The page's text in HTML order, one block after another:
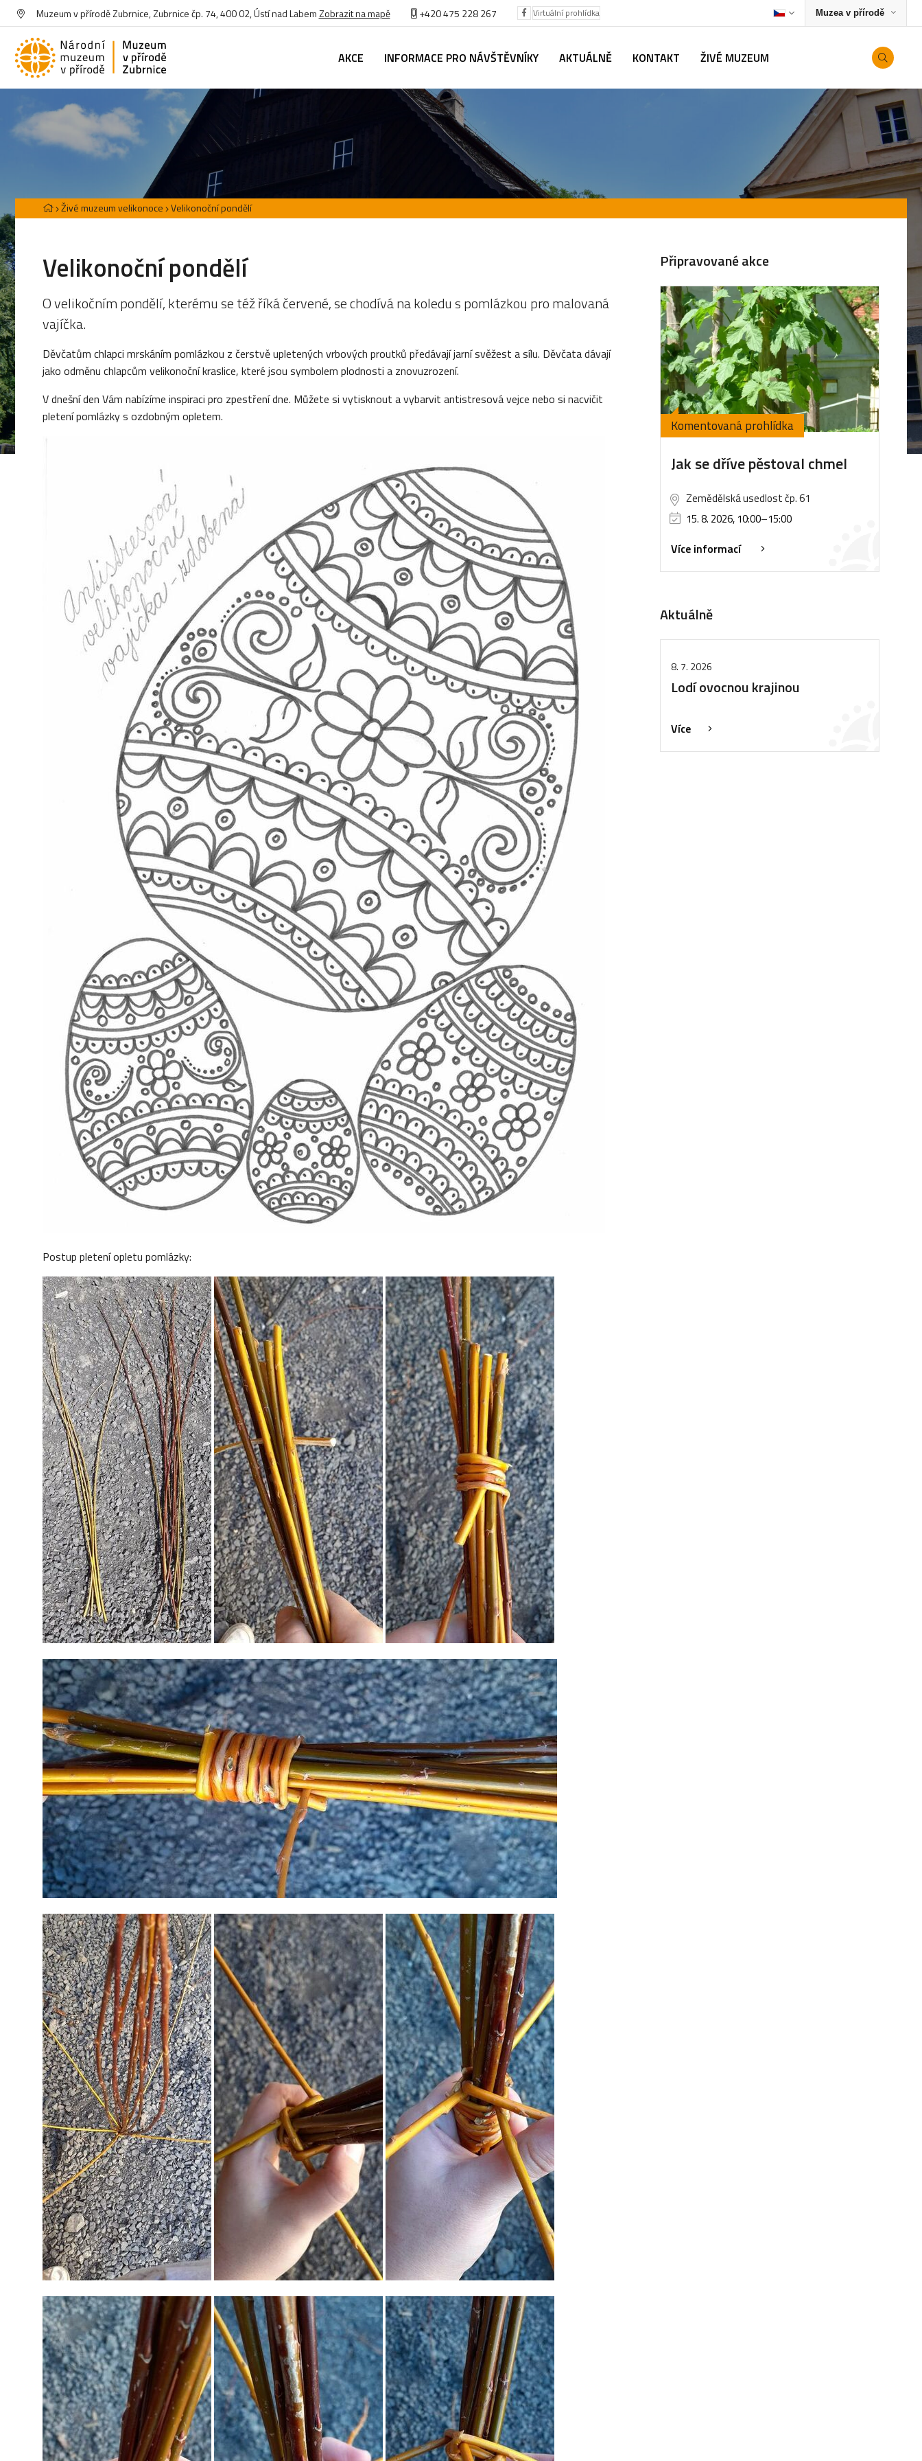
Muzeum v přírodě Zubrnice, Zubrnice čp. 74, 400 02, Ústí nad LabemZobrazit na mapě +420 475 228 267 Virtuální prohlídka Muzea v přírodě
AKCE INFORMACE PRO NÁVŠTĚVNÍKY AKTUÁLNĚ KONTAKT ŽIVÉ MUZEUM
Živé muzeum velikonoce Velikonoční pondělí
Velikonoční pondělí
O velikočním pondělí, kterému se též říká červené, se chodívá na koledu s pomlázkou pro malovaná
vajíčka.
Děvčatům chlapci mrskáním pomlázkou z čerstvě upletených vrbových proutků předávají jarní svěžest a sílu. Děvčata dávají
jako odměnu chlapcům velikonoční kraslice, které jsou symbolem plodnosti a znovuzrození.
V dnešní den Vám nabízíme inspiraci pro zpestření dne. Můžete si vytisknout a vybarvit antistresová vejce nebo si nacvičit
pletení pomlázky s ozdobným opletem.
Postup pletení opletu pomlázky:
Připravované akce
Komentovaná prohlídka
Jak se dříve pěstoval chmel
Zemědělská usedlost čp. 61
15. 8. 2026, 10:00–15:00
Více informací
Aktuálně
8. 7. 2026
Lodí ovocnou krajinou
Více